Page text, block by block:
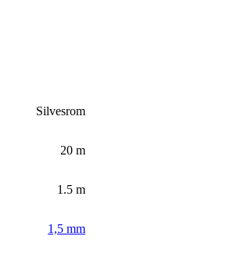
Silvesrom
20 m
1.5 m
1,5 mm